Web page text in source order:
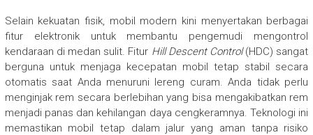
Selain kekuatan fisik, mobil modern kini menyertakan berbagai
fitur elektronik untuk membantu pengemudi mengontrol
kendaraan di medan sulit. Fitur Hill Descent Control(HDC) sangat
berguna untuk menjaga kecepatan mobil tetap stabil secara
otomatis saat Anda menuruni lereng curam. Anda tidak perlu
menginjak rem secara berlebihan yang bisa mengakibatkan rem
menjadi panas dan kehilangan daya cengkeramnya. Teknologi ini
memastikan mobil tetap dalam jalur yang aman tanpa risiko